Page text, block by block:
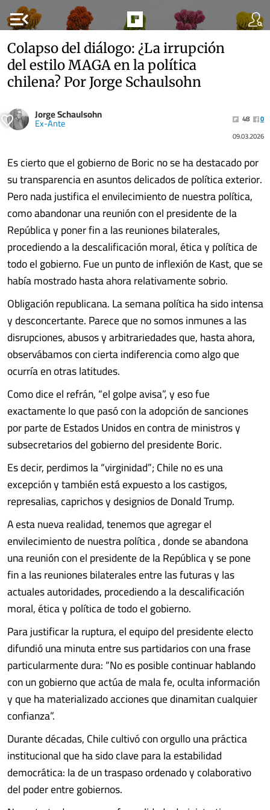
menu_open
Colapso del diálogo: ¿La irrupción
del estilo MAGA en la política
chilena? Por Jorge Schaulsohn
Jorge Schaulsohn
Ex-Ante 48
0
09.03.2026
Es cierto que el gobierno de Boric no se ha destacado por
su transparencia en asuntos delicados de política exterior.
Pero nada justifica el envilecimiento de nuestra política,
como abandonar una reunión con el presidente de la
República y poner fin a las reuniones bilaterales,
procediendo a la descalificación moral, ética y política de
todo el gobierno. Fue un punto de inflexión de Kast, que se
había mostrado hasta ahora relativamente sobrio.
Obligación republicana. La semana política ha sido intensa
y desconcertante. Parece que no somos inmunes a las
disrupciones, abusos y arbitrariedades que, hasta ahora,
observábamos con cierta indiferencia como algo que
ocurría en otras latitudes.
Como dice el refrán, “el golpe avisa”, y eso fue
exactamente lo que pasó con la adopción de sanciones
por parte de Estados Unidos en contra de ministros y
subsecretarios del gobierno del presidente Boric.
Es decir, perdimos la “virginidad”; Chile no es una
excepción y también está expuesto a los castigos,
represalias, caprichos y designios de Donald Trump.
A esta nueva realidad, tenemos que agregar el
envilecimiento de nuestra política , donde se abandona
una reunión con el presidente de la República y se pone
fin a las reuniones bilaterales entre las futuras y las
actuales autoridades, procediendo a la descalificación
moral, ética y política de todo el gobierno.
Para justificar la ruptura, el equipo del presidente electo
difundió una minuta entre sus partidarios con una frase
particularmente dura: “No es posible continuar hablando
con un gobierno que actúa de mala fe, oculta información
y que ha materializado acciones que dinamitan cualquier
confianza”.
Durante décadas, Chile cultivó con orgullo una práctica
institucional que ha sido clave para la estabilidad
democrática: la de un traspaso ordenado y colaborativo
del poder entre gobiernos.